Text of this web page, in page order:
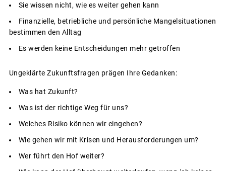
Sie wissen nicht, wie es weiter gehen kann
Finanzielle, betriebliche und persönliche Mangelsituationen
bestimmen den Alltag
Es werden keine Entscheidungen mehr getroffen
Ungeklärte Zukunftsfragen prägen Ihre Gedanken:
Was hat Zukunft?
Was ist der richtige Weg für uns?
Welches Risiko können wir eingehen?
Wie gehen wir mit Krisen und Herausforderungen um?
Wer führt den Hof weiter?